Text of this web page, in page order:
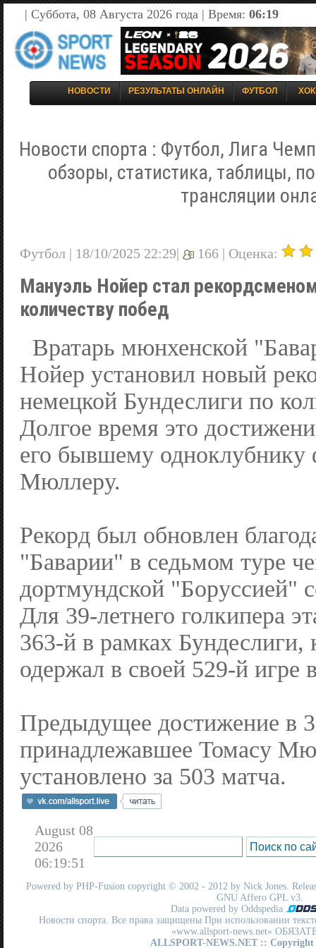
| Суббота, 08 Августа 2026 года | Время: 06:19
НОВОСТИ РЕЗУЛЬТАТЫ ОНЛАЙН ФУТБОЛ
Новости спорта : Футбол, Лига
обзоры, статистика, таблицы,
трансляции
Футбол | 18/10/2025 22:29| 166 | Оценка:
Мануэль Нойер стал
количеству побед
Вратарь мюнхенской
Нойер установил новый
немецкой Бундеслиги по
Долгое время это
его бывшему одноклубнику
Мюллеру.
Рекорд был обновлен
"Баварии" в седьмом туре
дортмундской "Боруссией"
Для 39-летнего голкипера
363-й в рамках Бундеслиги,
одержал в своей 529-й игре
Предыдущее достижение в
принадлежавшее Томасу
установлено за 503 матча.
August 08
2026
06:19:51
Powered by PHP-Fusion copyright © 2002 - 2012 by Nick Jones.
GNU Affero GPL v3.
Data powered by Oddspedia
Новости спорта. Все права защищены При использовании
«www.allsport-news.net»
ALLSPORT-NEWS.NET :: Copyright